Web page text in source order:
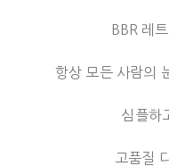
BBR 레
항상 모든 사람의
심플하
고품질